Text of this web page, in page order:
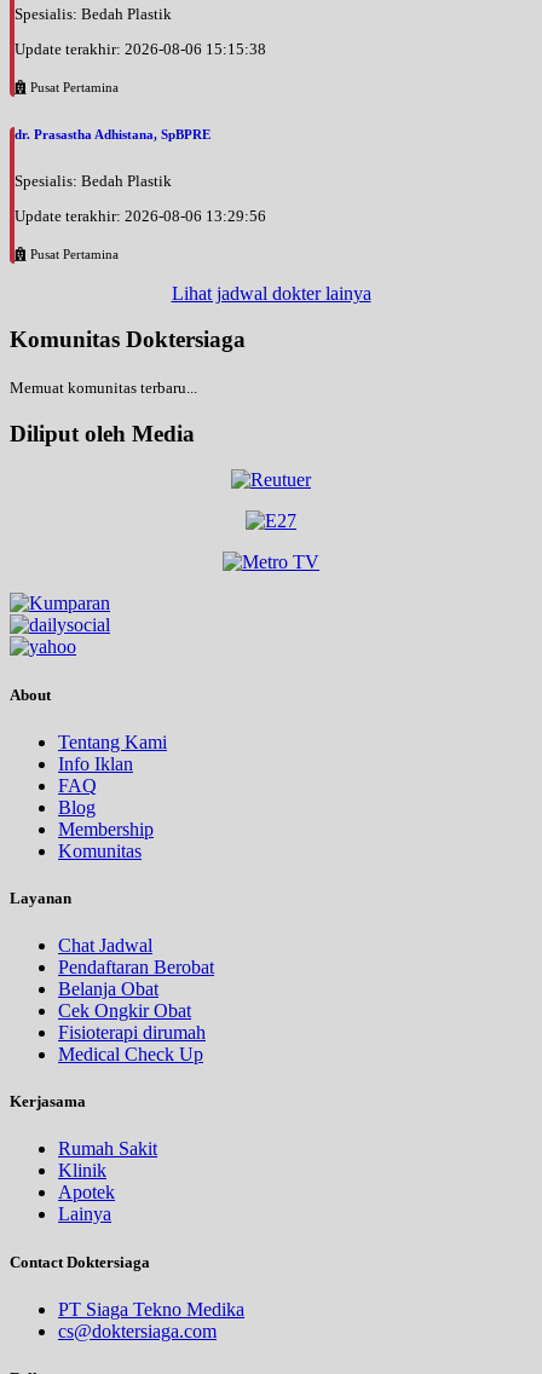
Spesialis: Bedah Plastik
Update terakhir: 2026-08-06 15:15:38
Pusat Pertamina
dr. Prasastha Adhistana, SpBPRE
Spesialis: Bedah Plastik
Update terakhir: 2026-08-06 13:29:56
Pusat Pertamina
Lihat jadwal dokter lainya
Komunitas Doktersiaga
Memuat komunitas terbaru...
Diliput oleh Media
About
Tentang Kami
Info Iklan
FAQ
Blog
Membership
Komunitas
Layanan
Chat Jadwal
Pendaftaran Berobat
Belanja Obat
Cek Ongkir Obat
Fisioterapi dirumah
Medical Check Up
Kerjasama
Rumah Sakit
Klinik
Apotek
Lainya
Contact Doktersiaga
PT Siaga Tekno Medika
cs@doktersiaga.com